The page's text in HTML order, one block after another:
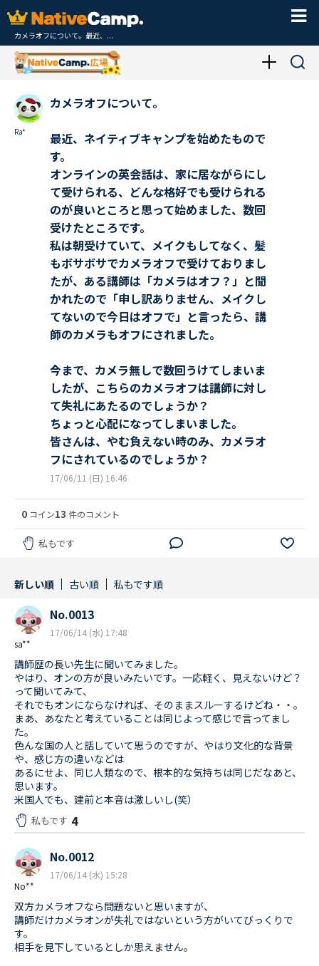
カメラオフについて。最近、...
Ra*
カメラオフについて。
最近、ネイティブキャンプを始めたもので
す。
オンラインの英会話は、家に居ながらにし
て受けられる、どんな格好でも受けられる
のが良いところと思って始めました、数回
受けたところです。
私は朝受けていて、メイクもしてなく、髪
もボサボサでカメラオフで受けておりまし
たが、ある講師は「カメラはオフ？」と聞
かれたので「申し訳ありません、メイクし
てないので今日はオフで」と言ったら、講
師のカメラもオフにされました。
今まで、カメラ無しで数回うけてしまいま
したが、こちらのカメラオフは講師に対し
て失礼にあたるのでしょうか？
ちょっと心配になってしまいました。
皆さんは、やむ負えない時のみ、カメラオ
フにされているのでしょうか？
17/06/11 (日) 16:46
0 コイン13 件のコメント
私もです
新しい順 古い順 私もです順
sa**
No.0013
17/06/14 (水) 17:48
講師歴の長い先生に聞いてみました。
やはり、オンの方が良いみたいです。一応軽く、見えないけど？
って聞いてみて、
それでもオンにならなければ、そのままスルーするけどね・・。
まあ、あなたと考えていることは同じよって感じで言ってまし
た。
色んな国の人と話していて思うのですが、やはり文化的な背景
や、感じ方の違いなどは
あるにせよ、同じ人類なので、根本的な気持ちは同じだなあと、
思います。
米国人でも、建前と本音は激しいし(笑）
私もです 4
No**
No.0012
17/06/14 (水) 15:28
双方カメラオフなら問題ないと思いますが、
講師だけカメラオンが失礼ではないという方がいてびっくりで
す。
相手を見下しているとしか思えません。